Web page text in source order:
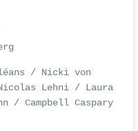
/ Nicki von
Lehni / Laura
/ Campbell Caspary